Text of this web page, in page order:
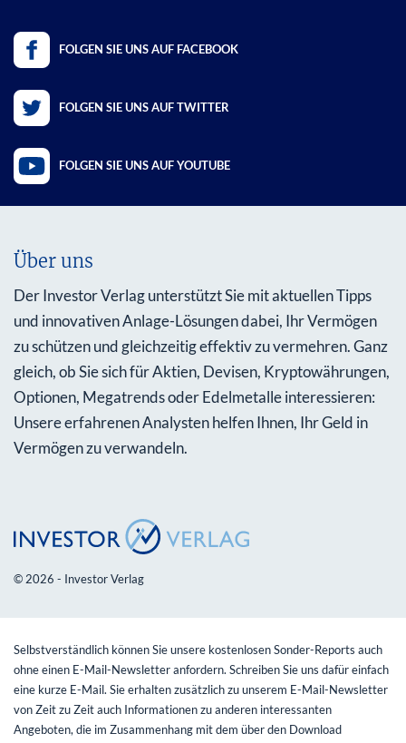
FOLGEN SIE UNS AUF FACEBOOK
FOLGEN SIE UNS AUF TWITTER
FOLGEN SIE UNS AUF YOUTUBE
Über uns
Der Investor Verlag unterstützt Sie mit aktuellen Tipps
und innovativen Anlage-Lösungen dabei, Ihr Vermögen
zu schützen und gleichzeitig effektiv zu vermehren. Ganz
gleich, ob Sie sich für Aktien, Devisen, Kryptowährungen,
Optionen, Megatrends oder Edelmetalle interessieren:
Unsere erfahrenen Analysten helfen Ihnen, Ihr Geld in
Vermögen zu verwandeln.
© 2026 - Investor Verlag
Selbstverständlich können Sie unsere kostenlosen Sonder-Reports auch
ohne einen E-Mail-Newsletter anfordern. Schreiben Sie uns dafür einfach
eine kurze E-Mail. Sie erhalten zusätzlich zu unserem E-Mail-Newsletter
von Zeit zu Zeit auch Informationen zu anderen interessanten
Angeboten, die im Zusammenhang mit dem über den Download